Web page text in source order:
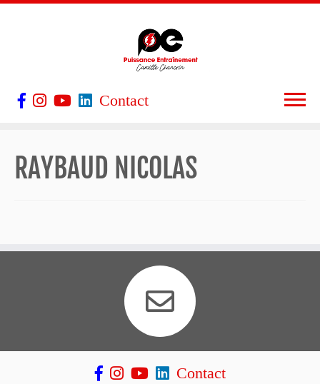
Contact
RAYBAUD NICOLAS
Contact